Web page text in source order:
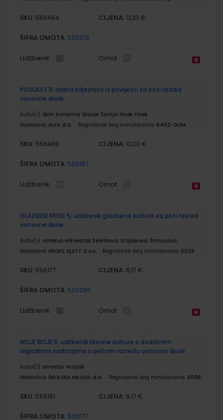
SKU: 556464 CIJENA: 12,33 €
ŠIFRA OMOTA: 500179
Udžbenik Omot
POVIJEST 5; radna bilježnica iz povijesti za peti razred
osnovne škole
Autor(i): Birin Katarina Glazer Šarlija Finek Finek
Nakladnik: ALFA d.d. Registarski broj ministarstva: 6462-DOM
SKU: 556489 CIJENA: 12,00 €
ŠIFRA OMOTA: 500167
Udžbenik Omot
GLAZBENI KRUG 5; udžbenik glazbene kulture za peti razred
osnovne škole
Autor(i): Ambruš-Kiš Matoš Seletković Stojaković Šimunović
Nakladnik: PROFIL KLETT d.o.o. Registarski broj ministarstva: 6026
SKU: 556177 CIJENA: 6,17 €
ŠIFRA OMOTA: 500285
Udžbenik Omot
MOJE BOJE 5; udžbenik likovne kulture s dodatnim
digitalnim sadržajima u petom razredu osnovne škole
Autor(i): Miroslav Huzjak
Nakladnik: ŠKOLSKA KNJIGA d.d. Registarski broj ministarstva: 6096
SKU: 556181 CIJENA: 6,17 €
ŠIFRA OMOTA: 500177